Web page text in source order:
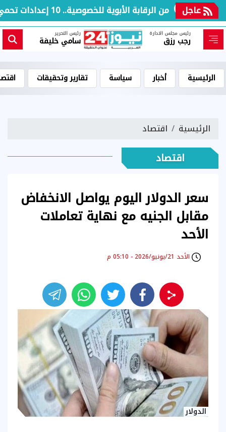
عاجل من الرقابة الأبوية للخصوصية.. 10 إعدادات تحمي طفلك أثناء استخدام الهاتف
رئيس مجلس الادارة
رجب رزق
رئيس التحرير
سامي خليفة
الرئيسية أخبار سياسة تقارير وتحقيقات
الرئيسية اقتصاد
اقتصاد
سعر الدولار اليوم يواصل الانخفاض
مقابل الجنيه مع نهاية تعاملات
الأحد
الأحد 21/يونيو/2026 - 05:10 م
الدولار